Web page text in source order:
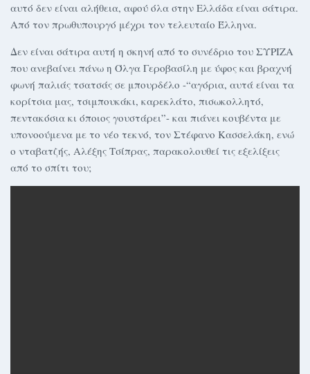
αυτό δεν είναι αλήθεια, αφού όλα στην Ελλάδα είναι σάτιρα.
Από τον πρωθυπουργό μέχρι τον τελευταίο Έλληνα.
Δεν είναι σάτιρα αυτή η σκηνή από το συνέδριο του ΣΥΡΙΖΑ
που ανεβαίνει πάνω η Όλγα Γεροβασίλη με ύφος και βραχνή
φωνή παλιάς τσατσάς σε μπουρδέλο -“αγόρια, αυτά είναι τα
κορίτσια μας, τσιμπουκάκι, καρεκλάτο, πισωκολλητό,
πεντακόσια κι όποιος γουστάρει”- και πιάνει κουβέντα με
υπονοούμενα με το νέο τεκνό, τον Στέφανο Κασσελάκη, ενώ
ο νταβατζής, Αλέξης Τσίπρας, παρακολουθεί τις εξελίξεις
από το σπίτι του;